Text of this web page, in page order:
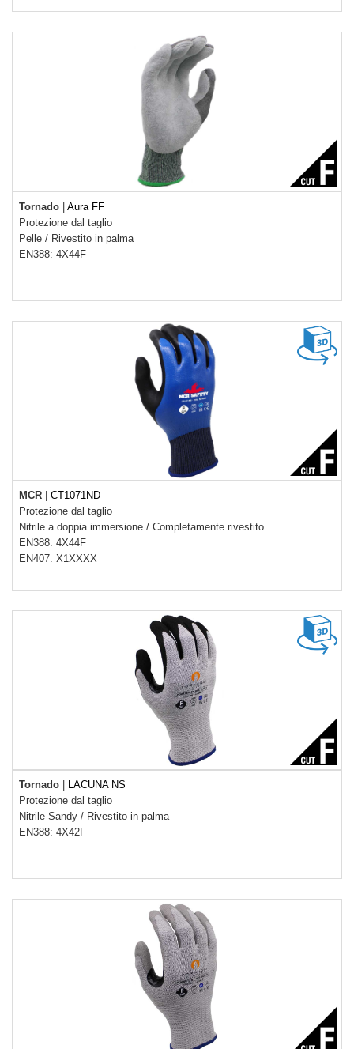
Tornado |Aura FF
Protezione dal taglio
Pelle / Rivestito in palma
EN388: 4X44F
MCR |CT1071ND
Protezione dal taglio
Nitrile a doppia immersione /Completamente rivestito
EN388: 4X44F
EN407: X1XXXX
Tornado
LACUNA NS
Protezione dal taglio
Nitrile Sandy / Rivestito in palma
EN388: 4X42F